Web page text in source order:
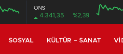
ONS
4.341,35 %2,39
SOSYAL KÜLTÜR – SANAT